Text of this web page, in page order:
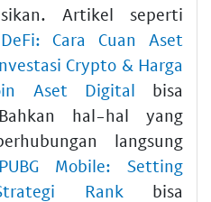
Artikel seperti
Cara Cuan Aset
Crypto & Harga
Aset Digital bisa
hal-hal yang
langsung
Mobile: Setting
Rankbisa